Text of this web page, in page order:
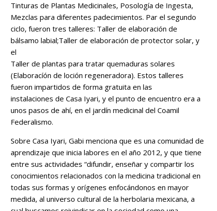
Tinturas de Plantas Medicinales, Posología de Ingesta,
Mezclas para diferentes padecimientos. Par el segundo
ciclo, fueron tres talleres: Taller de elaboración de
bálsamo labial;Taller de elaboración de protector solar, y
el
Taller de plantas para tratar quemaduras solares
(Elaboracíón de loción regeneradora). Estos talleres
fueron impartidos de forma gratuita en las
instalaciones de Casa Iyari, y el punto de encuentro era a
unos pasos de ahí, en el jardín medicinal del Coamil
Federalismo.
Sobre Casa Iyari, Gabi menciona que es una comunidad de
aprendizaje que inicia labores en el año 2012, y que tiene
entre sus actividades “difundir, enseñar y compartir los
conocimientos relacionados con la medicina tradicional en
todas sus formas y orígenes enfocándonos en mayor
medida, al universo cultural de la herbolaria mexicana, a